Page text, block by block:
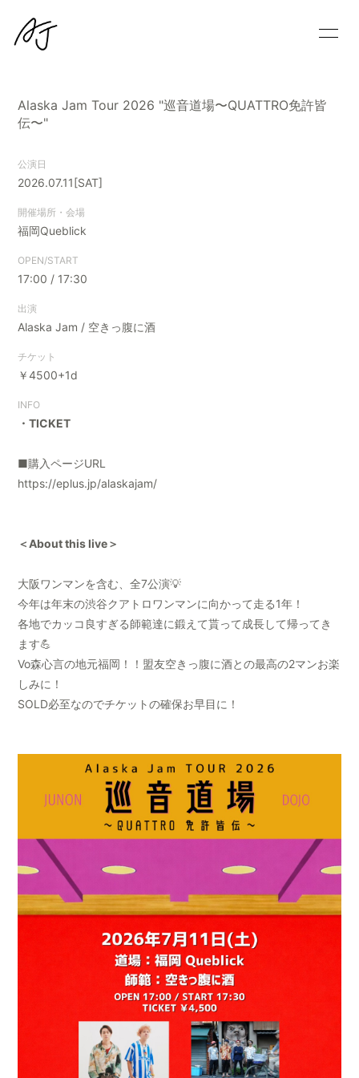
SCHEDULE
VIDEO
MOVIE
Alaska Jam Tour 2026 "巡音道場〜QUATTRO免許皆
伝〜"
公演日
2026.07.11[SAT]
開催場所・会場
福岡Queblick
OPEN/START
17:00 / 17:30
出演
Alaska Jam / 空きっ腹に酒
チケット
￥4500+1d
INFO
・TICKET
■購入ページURL
https://eplus.jp/alaskajam/
＜About this live＞
大阪ワンマンを含む、全7公演💡
今年は年末の渋谷クアトロワンマンに向かって走る1年！
各地でカッコ良すぎる師範達に鍛えて貰って成長して帰ってき
ます💪
Vo森心言の地元福岡！！盟友空きっ腹に酒との最高の2マンお楽
しみに！
SOLD必至なのでチケットの確保お早目に！